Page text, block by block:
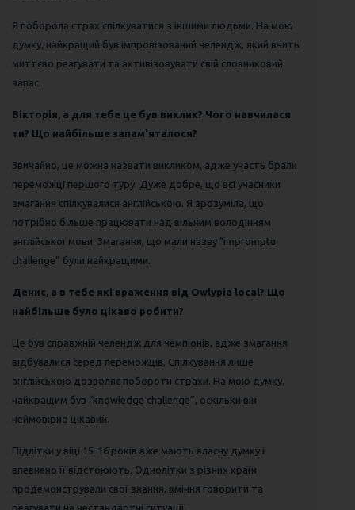
Я поборола страх спілкуватися з іншими людьми. На мою
думку, найкращий був імпровізований челендж, який вчить
миттєво реагувати та активізовувати свій словниковий
запас.
Вікторія, а для тебе це був виклик? Чого навчилася
ти? Що найбільше запам'яталося?
Звичайно, це можна назвати викликом, адже участь брали
переможці першого туру. Дуже добре, що всі учасники
змагання спілкувалися англійською. Я зрозуміла, що
потрібно більше працювати над вільним володінням
англійської мови. Змагання, що мали назву “impromptu
challenge” були найкращими.
Денис, а в тебе які враження від Owlypia local? Що
найбільше було цікаво робити?
Це був справжній челендж для чемпіонів, адже змагання
відбувалися серед переможців. Спілкування лише
англійською дозволяє побороти страхи. На мою думку,
найкращим був “knowledge challenge”, оскільки він
неймовірно цікавий.
Підлітки у віці 15-16 років вже мають власну думку і
впевнено її відстоюють. Однолітки з різних країн
продемонстрували свої знання, вміння говорити та
реагувати на нестандартні ситуації.